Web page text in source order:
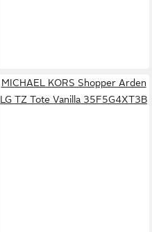
MICHAEL KORS Shopper Arden
LG TZ Tote Vanilla 35F5G4XT3B